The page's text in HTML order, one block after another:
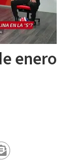
enero